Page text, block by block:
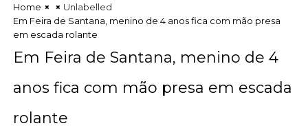
Home
Unlabelled
Em Feira de Santana, menino de 4 anos fica com mão presa
em escada rolante
Em Feira de Santana, menino de 4
anos fica com mão presa em escada
rolante